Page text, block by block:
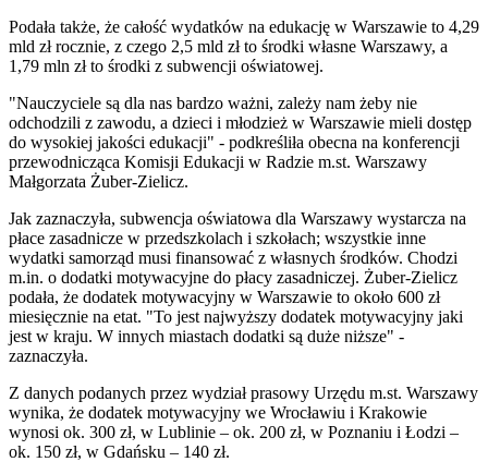
Podała także, że całość wydatków na edukację w Warszawie to 4,29
mld zł rocznie, z czego 2,5 mld zł to środki własne Warszawy, a
1,79 mln zł to środki z subwencji oświatowej.
"Nauczyciele są dla nas bardzo ważni, zależy nam żeby nie
odchodzili z zawodu, a dzieci i młodzież w Warszawie mieli dostęp
do wysokiej jakości edukacji" - podkreśliła obecna na konferencji
przewodnicząca Komisji Edukacji w Radzie m.st. Warszawy
Małgorzata Żuber-Zielicz.
Jak zaznaczyła, subwencja oświatowa dla Warszawy wystarcza na
płace zasadnicze w przedszkolach i szkołach; wszystkie inne
wydatki samorząd musi finansować z własnych środków. Chodzi
m.in. o dodatki motywacyjne do płacy zasadniczej. Żuber-Zielicz
podała, że dodatek motywacyjny w Warszawie to około 600 zł
miesięcznie na etat. "To jest najwyższy dodatek motywacyjny jaki
jest w kraju. W innych miastach dodatki są duże niższe" -
zaznaczyła.
Z danych podanych przez wydział prasowy Urzędu m.st. Warszawy
wynika, że dodatek motywacyjny we Wrocławiu i Krakowie
wynosi ok. 300 zł, w Lublinie – ok. 200 zł, w Poznaniu i Łodzi –
ok. 150 zł, w Gdańsku – 140 zł.